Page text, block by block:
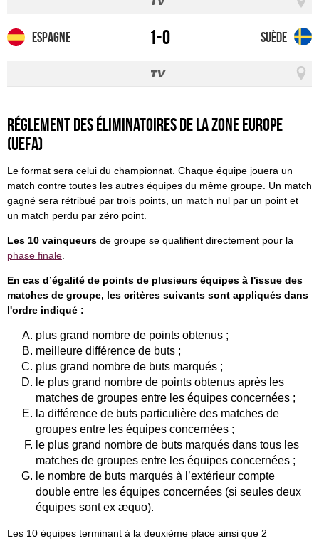
Espagne 1-0 Suède
Réglement des éliminatoires de la zone Europe
(UEFA)
Le format sera celui du championnat. Chaque équipe jouera un
match contre toutes les autres équipes du même groupe. Un match
gagné sera rétribué par trois points, un match nul par un point et
un match perdu par zéro point.
Les 10 vainqueurs de groupe se qualifient directement pour la
phase finale
En cas d’égalité de points de plusieurs équipes à l'issue des
matches de groupe, les critères suivants sont appliqués dans
l'ordre indiqué :
plus grand nombre de points obtenus ;
meilleure différence de buts ;
plus grand nombre de buts marqués ;
le plus grand nombre de points obtenus après les
matches de groupes entre les équipes concernées ;
la différence de buts particulière des matches de
groupes entre les équipes concernées ;
le plus grand nombre de buts marqués dans tous les
matches de groupes entre les équipes concernées ;
le nombre de buts marqués à l’extérieur compte
double entre les équipes concernées (si seules deux
équipes sont ex æquo).
Les 10 équipes terminant à la deuxième place ainsi que 2